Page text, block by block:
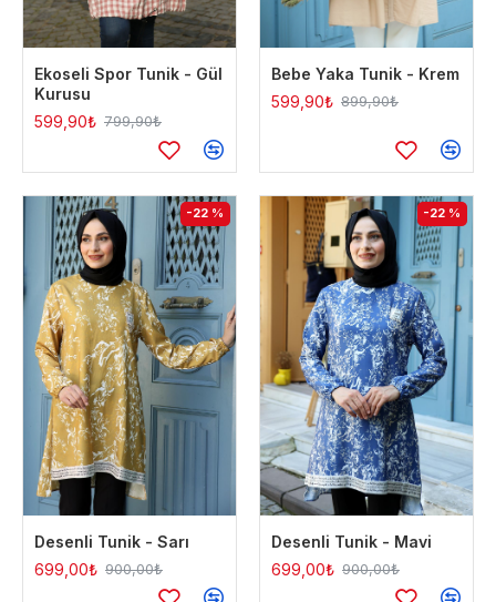
Ekoseli Spor Tunik - Gül
Kurusu
599,90₺ 799,90₺
Bebe Yaka Tunik - Krem
599,90₺ 899,90₺
-22 %
Desenli Tunik - Sarı
699,00₺ 900,00₺
-22 %
Desenli Tunik - Mavi
699,00₺ 900,00₺